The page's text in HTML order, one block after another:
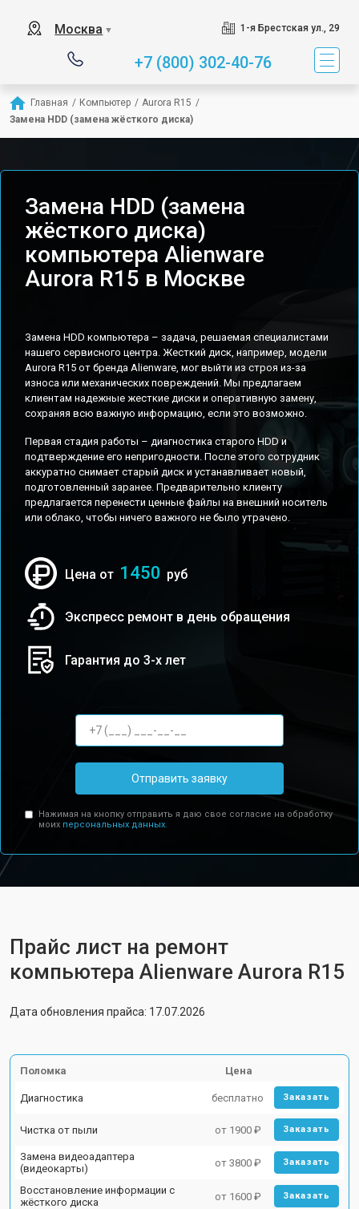
Москва ▼ 1-я Брестская ул., 29
+7 (800) 302-40-76
Главная / Компьютер / Aurora R15 /
Замена HDD (замена жёсткого диска)
Замена HDD (замена
жёсткого диска)
компьютера Alienware
Aurora R15 в Москве
Замена HDD компьютера – задача, решаемая специалистами
нашего сервисного центра. Жесткий диск, например, модели
Aurora R15 от бренда Alienware, мог выйти из строя из-за
износа или механических повреждений. Мы предлагаем
клиентам надежные жесткие диски и оперативную замену,
сохраняя всю важную информацию, если это возможно.
Первая стадия работы – диагностика старого HDD и
подтверждение его непригодности. После этого сотрудник
аккуратно снимает старый диск и устанавливает новый,
подготовленный заранее. Предварительно клиенту
предлагается перенести ценные файлы на внешний носитель
или облако, чтобы ничего важного не было утрачено.
Цена от 1450 руб
Экспресс ремонт в день обращения
Гарантия до 3-х лет
Отправить заявку
Нажимая на кнопку отправить я даю свое согласие на обработку
моих персональных данных.
Прайс лист на ремонт
компьютера Alienware Aurora R15
Дата обновления прайса: 17.07.2026
Поломка Цена
Диагностика бесплатно Заказать
Чистка от пыли от 1900 ₽ Заказать
Замена видеоадаптера
(видеокарты)
от 3800 ₽ Заказать
Восстановление информации с
жёсткого диска
от 1600 ₽ Заказать